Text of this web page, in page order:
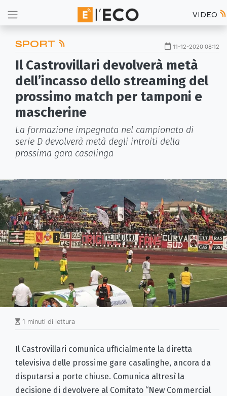
VIDEO
SPORT 11-12-2020 08:12
Il Castrovillari devolverà metà
dell’incasso dello streaming del
prossimo match per tamponi e
mascherine
La formazione impegnata nel campionato di
serie D devolverà metà degli introiti della
prossima gara casalinga
1 minuti di lettura
Il Castrovillari comunica ufficialmente la diretta
televisiva delle prossime gare casalinghe, ancora da
disputarsi a porte chiuse. Comunica altresì la
decisione di devolvere al Comitato “New Commercial